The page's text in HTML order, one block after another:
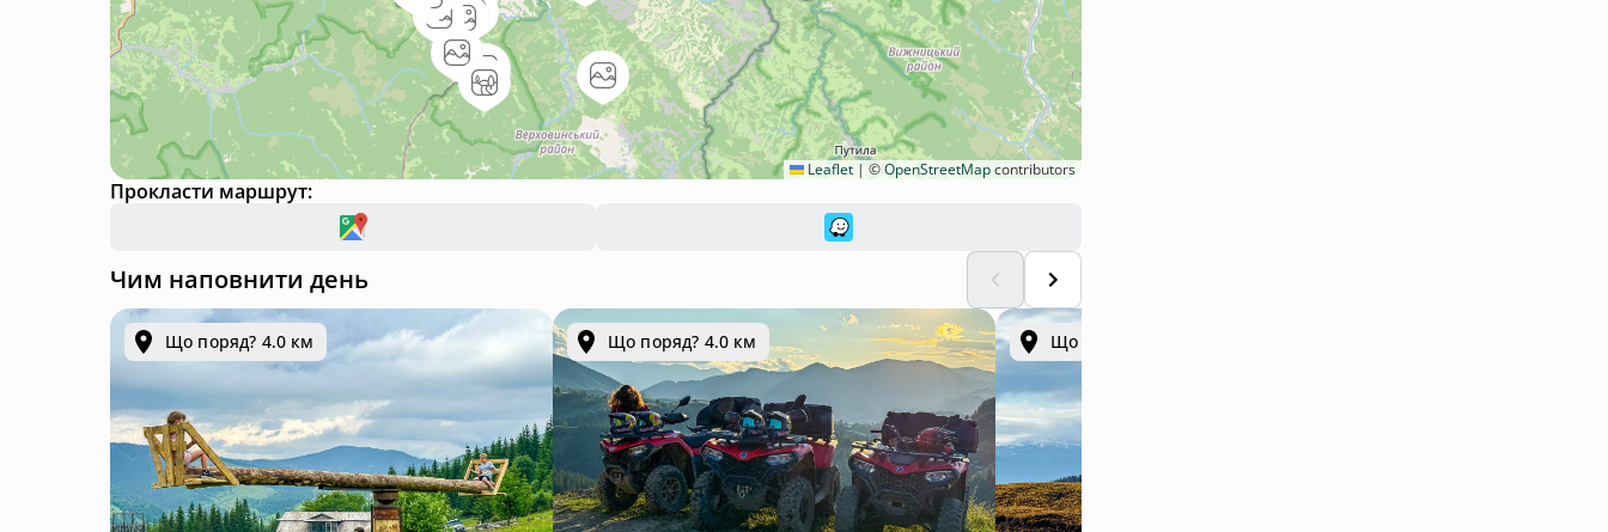
Leaflet | ©OpenStreetMapcontributors
Прокласти маршрут:
Чим наповнити день
Що поряд? 4.0 км Що поряд? 4.0 км Що поряд? 4.0 км